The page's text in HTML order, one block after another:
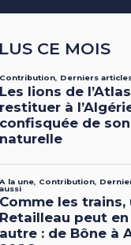
CE MOIS